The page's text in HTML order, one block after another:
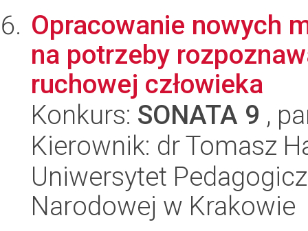
Opracowanie nowych
na potrzeby
ruchowej człowieka
Konkurs: SONATA 9 ,
Kierownik: dr Tomasz
Uniwersytet
Narodowej w Krakowie